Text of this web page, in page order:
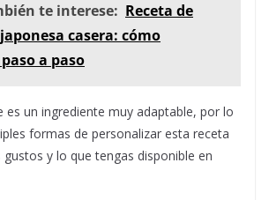
te interese: Receta de
casera: cómo
a paso
es un ingrediente muy adaptable, por lo
formas de personalizar esta receta
gustos y lo que tengas disponible en